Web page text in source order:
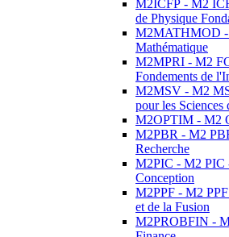
M2ICFP - M2
de Physique
M2MATHMOD -
Mathématique
M2MPRI - M2
Fondements de
M2MSV - M2
pour les Sciences
M2OPTIM - M2
M2PBR - M2
Recherche
M2PIC - M2 PIC
Conception
M2PPF - M2 PPF
et de la Fusion
M2PROBFIN -